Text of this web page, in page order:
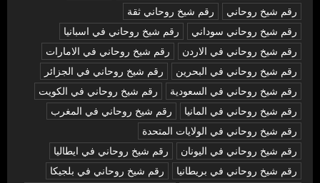
رقم شيخ روحاني
رقم شيخ روحاني ثقة
رقم شيخ روحاني سوداني
رقم شيخ روحاني في اسبانيا
رقم شيخ روحاني في الاردن
رقم شيخ روحاني في الامارات
رقم شيخ روحاني في البحرين
رقم شيخ روحاني في الجزائر
رقم شيخ روحاني في السعودية
رقم شيخ روحاني في الكويت
رقم شيخ روحاني في المانيا
رقم شيخ روحاني في المغرب
رقم شيخ روحاني في الولايات المتحدة
رقم شيخ روحاني في اليونان
رقم شيخ روحاني في ايطاليا
رقم شيخ روحاني في بريطانيا
رقم شيخ روحاني في بلجيكا